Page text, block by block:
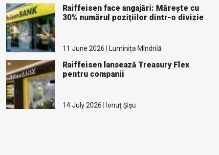
Raiffeisen face angajări: Mărește cu
30% numărul pozițiilor dintr-o divizie
11 June 2026 | Luminița Mîndrilă
Raiffeisen lansează Treasury Flex
pentru companii
14 July 2026 | Ionuț Șișu